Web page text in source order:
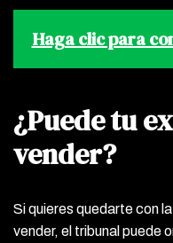
Haga clic para
¿Puede tu
vender?
Si quieres quedarte con
vender, el tribunal puede